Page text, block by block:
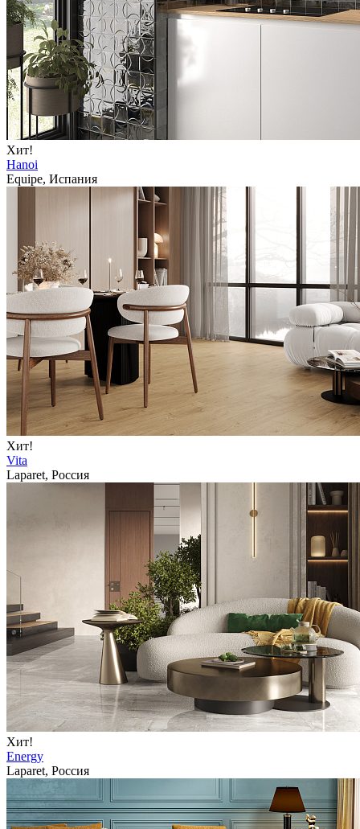
Хит!
Hanoi
Equipe, Испания
Хит!
Vita
Laparet, Россия
Хит!
Energy
Laparet, Россия